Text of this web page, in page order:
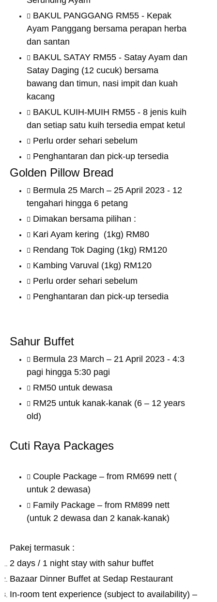
BAKUL PANGGANG RM55 - Kepak
Ayam Panggang bersama perapan herba
dan santan
BAKUL SATAY RM55 - Satay Ayam dan
Satay Daging (12 cucuk) bersama
bawang dan timun, nasi impit dan kuah
kacang
BAKUL KUIH-MUIH RM55 - 8 jenis kuih
dan setiap satu kuih tersedia empat ketul
Perlu order sehari sebelum
Penghantaran dan pick-up tersedia
Golden Pillow Bread
Bermula 25 March – 25 April 2023 - 12
tengahari hingga 6 petang
Dimakan bersama pilihan :
Kari Ayam kering (1kg) RM80
Rendang Tok Daging (1kg) RM120
Kambing Varuval (1kg) RM120
Perlu order sehari sebelum
Penghantaran dan pick-up tersedia
Sahur Buffet
Bermula 23 March – 21 April 2023 - 4:3
pagi hingga 5:30 pagi
RM50 untuk dewasa
RM25 untuk kanak-kanak (6 – 12 years
old)
Cuti Raya Packages
Couple Package – from RM699 nett (
untuk 2 dewasa)
Family Package – from RM899 nett
(untuk 2 dewasa dan 2 kanak-kanak)
Pakej termasuk :
2 days / 1 night stay with sahur buffet
Bazaar Dinner Buffet at Sedap Restaurant
In-room tent experience (subject to availability) –